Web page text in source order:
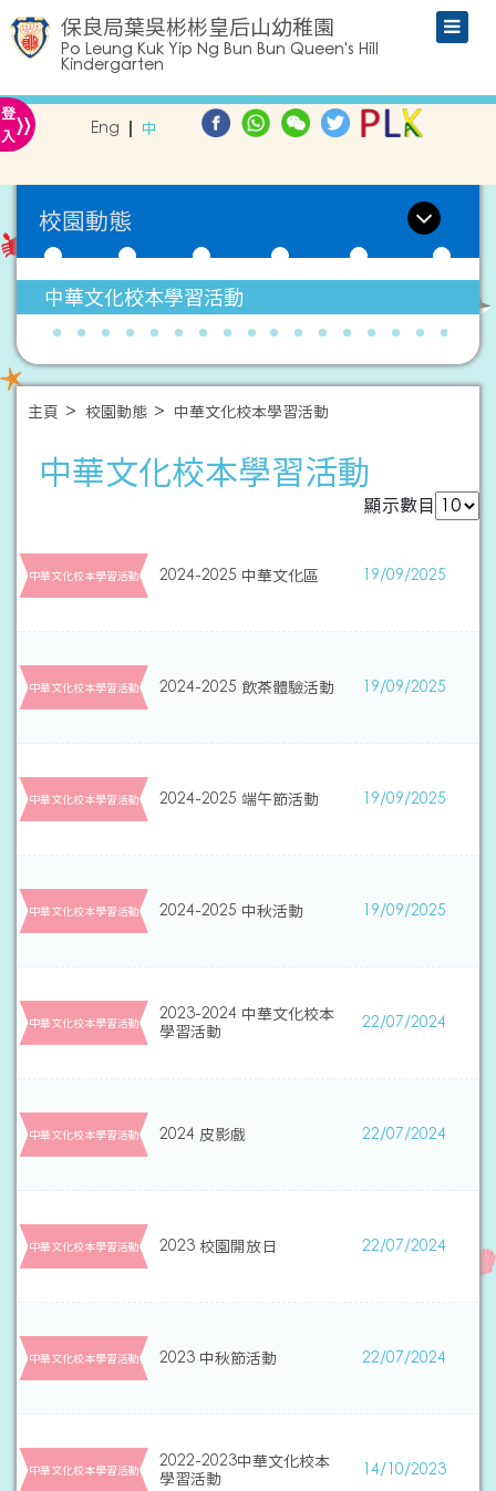
保良局葉吳彬彬皇后山幼稚園
Po Leung Kuk Yip Ng Bun Bun Queen's Hill
Kindergarten
登
入» Eng 中
校園動態
中華文化校本學習活動
主頁 校園動態 中華文化校本學習活動
中華文化校本學習活動
顯示數目
中華文化校本學習活動 2024-2025 中華文化區 19/09/2025
中華文化校本學習活動 2024-2025 飲茶體驗活動 19/09/2025
中華文化校本學習活動 2024-2025 端午節活動 19/09/2025
中華文化校本學習活動 2024-2025 中秋活動 19/09/2025
中華文化校本學習活動
2023-2024 中華文化校本
學習活動
22/07/2024
中華文化校本學習活動 2024 皮影戲 22/07/2024
中華文化校本學習活動 2023 校園開放日 22/07/2024
中華文化校本學習活動 2023 中秋節活動 22/07/2024
中華文化校本學習活動
2022-2023中華文化校本
學習活動
14/10/2023